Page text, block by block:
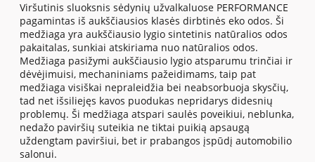
Viršutinis sluoksnis sėdynių užvalkaluose PERFORMANCE
pagamintas iš aukščiausios klasės dirbtinės eko odos. Ši
medžiaga yra aukščiausio lygio sintetinis natūralios odos
pakaitalas, sunkiai atskiriama nuo natūralios odos.
Medžiaga pasižymi aukščiausio lygio atsparumu trinčiai ir
dėvėjimuisi, mechaniniams pažeidimams, taip pat
medžiaga visiškai nepraleidžia bei neabsorbuoja skysčių,
tad net išsiliejęs kavos puodukas nepridarys didesnių
problemų. Ši medžiaga atspari saulės poveikiui, neblunka,
nedažo paviršių suteikia ne tiktai puikią apsaugą
uždengtam paviršiui, bet ir prabangos įspūdį automobilio
salonui.